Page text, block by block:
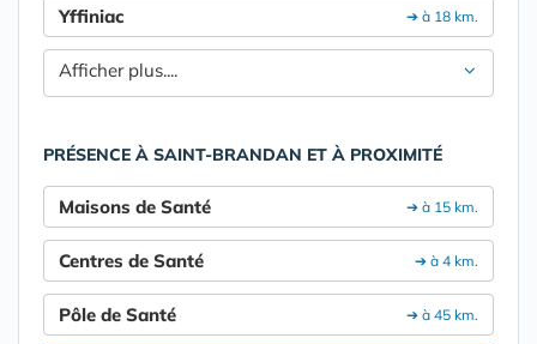
➔ à 18 km.
Yffiniac
Afficher plus....
PRÉSENCE À SAINT-BRANDAN ET À PROXIMITÉ
➔ à 15 km.
Maisons de Santé
➔ à 4 km.
Centres de Santé
➔ à 45 km.
Pôle de Santé